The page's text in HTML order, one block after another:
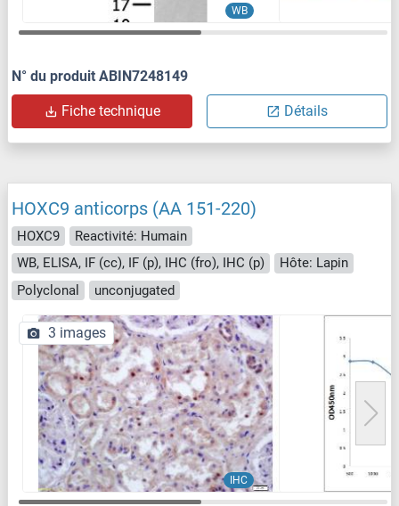
WB
N° du produit ABIN7248149
Fiche technique Détails
HOXC9 anticorps (AA 151-220)
HOXC9
Reactivité: Humain
WB, ELISA, IF (cc), IF (p), IHC (fro), IHC (p)
Hôte: Lapin
Polyclonal
unconjugated
IHC
3 images